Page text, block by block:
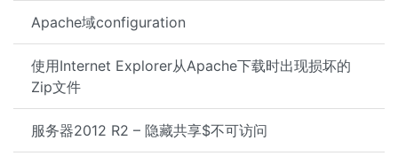
Apache域configuration
使用Internet Explorer从Apache下载时出现损坏的
Zip文件
服务器2012 R2 – 隐藏共享$不可访问